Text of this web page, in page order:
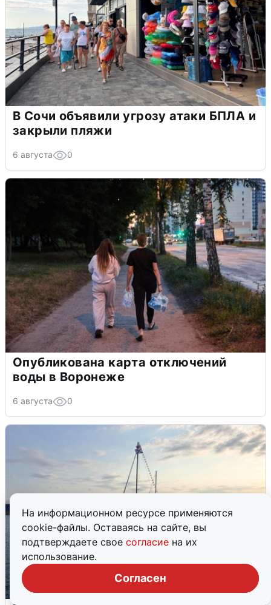
На информационном ресурсе применяются
cookie-файлы. Оставаясь на сайте, вы
подтверждаете свое согласие на их
использование.
Согласен
В Сочи объявили угрозу атаки БПЛА и
закрыли пляжи
6 августа 0
Опубликована карта отключений
воды в Воронеже
6 августа 0